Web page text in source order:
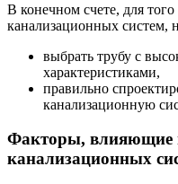
В конечном счете, для
канализационных систем,
выбрать трубу с
характеристиками,
правильно
канализационную
Факторы, влияющие
канализационных